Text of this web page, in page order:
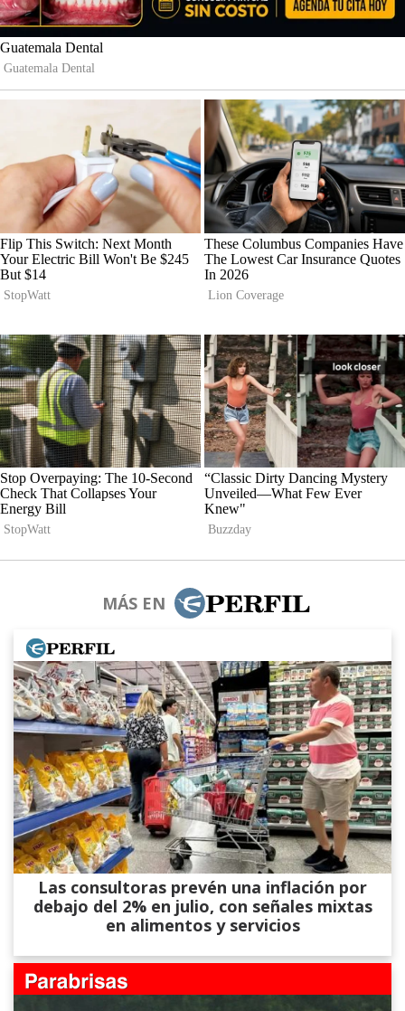
MÁS EN
Las consultoras prevén una inflación por
debajo del 2% en julio, con señales mixtas
en alimentos y servicios